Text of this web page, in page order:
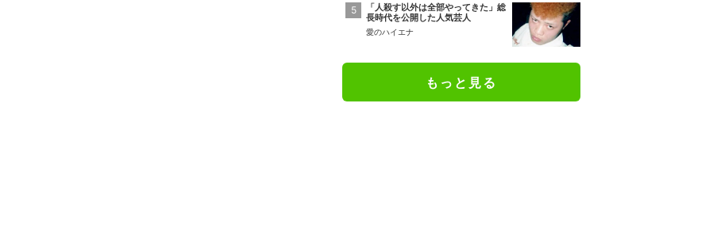
「人殺す以外は全部やってきた」総
長時代を公開した人気芸人
愛のハイエナ
もっと見る